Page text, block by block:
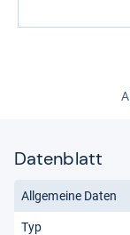
Datenblatt
Allgemeine Daten
Typ